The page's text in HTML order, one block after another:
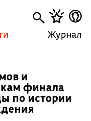
Журнал
и
финала
по истории